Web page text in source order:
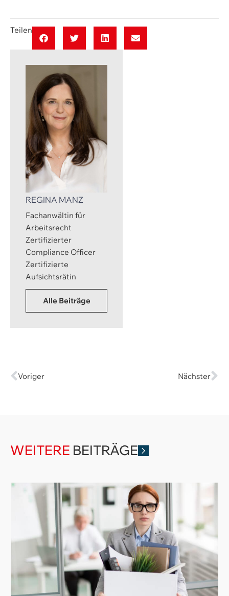
Teilen
REGINA MANZ
Fachanwältin für
Arbeitsrecht
Zertifizierter
Compliance Officer
Zertifizierte
Aufsichtsrätin
Alle Beiträge
Voriger Nächster
WEITERE BEITRÄGE